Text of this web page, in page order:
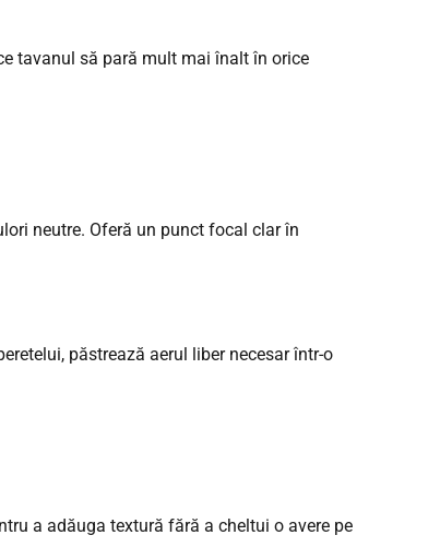
tavanul să pară mult mai înalt în orice
neutre. Oferă un punct focal clar în
păstrează aerul liber necesar într-o
a adăuga textură fără a cheltui o avere pe